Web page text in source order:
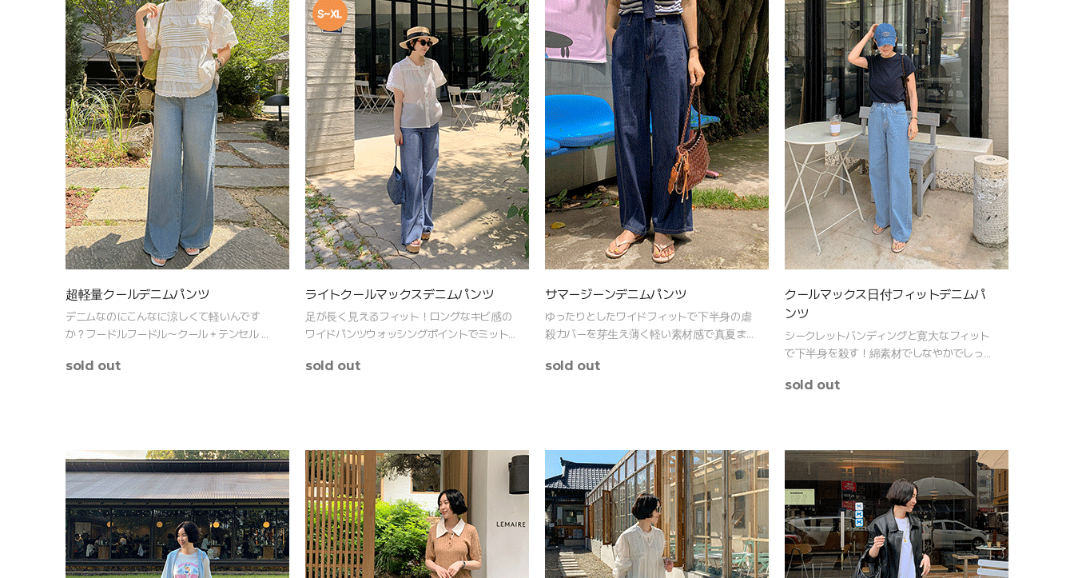
超軽量クールデニムパンツ
デニムなのにこんなに涼しくて軽いんです
か？フードルフードル～クール＋テンセル 機
sold out
ライトクールマックスデニムパンツ
足が長く見えるフィット！ロングなキビ感の
ワイドパンツウォッシングポイントでミット
アップ！
sold out
サマージーンデニムパンツ
ゆったりとしたワイドフィットで下半身の虐
殺カバーを芽生え薄く軽い素材感で真夏まで
sold out
クールマックス日付フィットデニムパ
ンツ
シークレットバンディングと寛大なフィット
で下半身を殺す！綿素材でしなやかでしっか
sold out